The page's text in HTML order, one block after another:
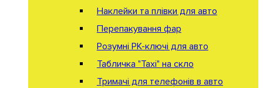
Наклейки та плівки для авто
Перепакування фар
Розумні РК-ключі для авто
Табличка "Taxi" на скло
Тримачі для телефонів в авто